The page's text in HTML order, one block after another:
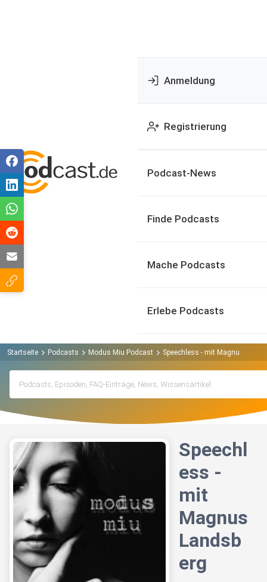
Anmeldung
Registrierung
Podcast-News
Finde Podcasts
Mache Podcasts
Erlebe Podcasts
Startseite Podcasts Modus Miu Podcast Speechless - mit Magnus
Speechl
ess -
mit
Magnus
Landsb
erg